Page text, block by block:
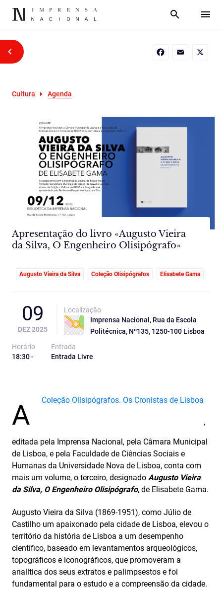
Cultura Agenda
Apresentação do livro «Augusto Vieira
da Silva, O Engenheiro Olisipógrafo»
Augusto Vieira da Silva Coleção Olisipógrafos Elisabete Gama
09
DEZ 2025
Localização
Imprensa Nacional, Rua da Escola
Politécnica, Nº135, 1250-100 Lisboa
Horário
18:30 -
Entrada
Entrada Livre
A Coleção Olisipógrafos. Os Cronistas de Lisboa
,
editada pela Imprensa Nacional, pela Câmara Municipal
de Lisboa, e pela Faculdade de Ciências Sociais e
Humanas da Universidade Nova de Lisboa, conta com
mais um volume, o terceiro, designado Augusto Vieira
da Silva, O Engenheiro Olisipógrafo, de Elisabete Gama.
Augusto Vieira da Silva (1869-1951), como Júlio de
Castilho um apaixonado pela cidade de Lisboa, elevou o
território da história de Lisboa a um desempenho
científico, baseado em levantamentos arqueológicos,
topográficos e iconográficos, que promoveram a
analítica dos seus extratos e palimpsestos e foi
fundamental para o estudo e a compreensão da cidade.